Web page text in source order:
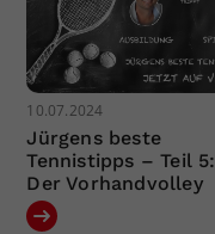
10.07.2024
Jürgens beste
Tennistipps – Teil 5:
Der Vorhandvolley